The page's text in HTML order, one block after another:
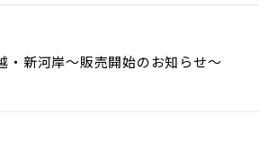
・新河岸～販売開始のお知らせ～